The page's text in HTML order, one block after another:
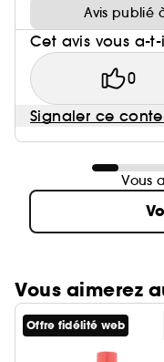
Avis publié
Cet avis vous a-
0
Signaler ce
Vous
Vous aimerez
Offre fidélité web